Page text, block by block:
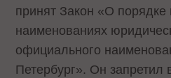
принят Закон «О порядке
наименованиях
официального
Петербург». Он запретил